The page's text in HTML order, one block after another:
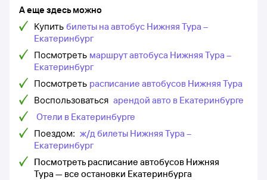
А еще здесь можно
Купить билеты на автобус Нижняя Тура –
Екатеринбург
Посмотреть маршрут автобуса Нижняя Тура –
Екатеринбург
Посмотреть расписание автобусов Нижняя Тура
Воспользоваться арендой авто в Екатеринбурге
Отели в Екатеринбурге
Поездом: ж/д билеты Нижняя Тура –
Екатеринбург
Посмотреть расписание автобусов Нижняя
Тура — все остановки Екатеринбурга